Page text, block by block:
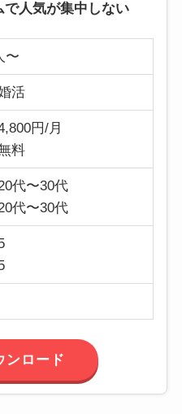
人気が集中しない
〜
活
円/月
料
代〜30代
代〜30代
ンロード